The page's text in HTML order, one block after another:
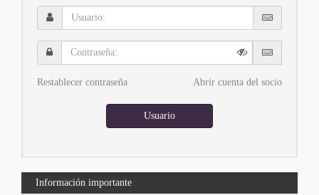
Usuario:
Contraseña:
Restablecer contraseña Abrir cuenta del socio
Usuario
Información importante